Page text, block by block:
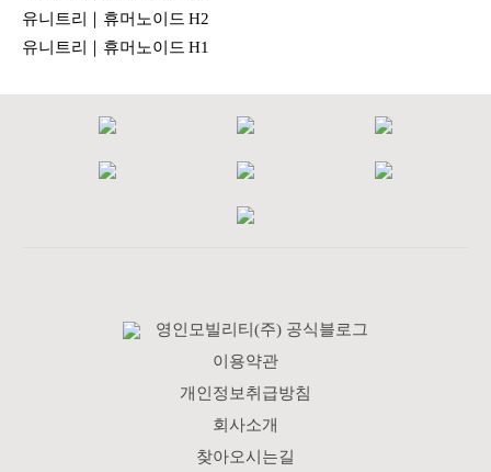
유니트리｜휴머노이드 H2
유니트리｜휴머노이드 H1
영인모빌리티(주) 공식블로그
이용약관
개인정보취급방침
회사소개
찾아오시는길